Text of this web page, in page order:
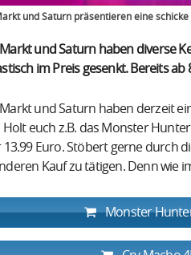
und Saturn präsentieren eine
und Saturn haben diverse
im Preis gesenkt. Bereits
und Saturn haben derzeit
Holt euch z.B. das Monster
Euro. Stöbert gerne durch
Kauf zu tätigen. Denn wie
Monster Hunter